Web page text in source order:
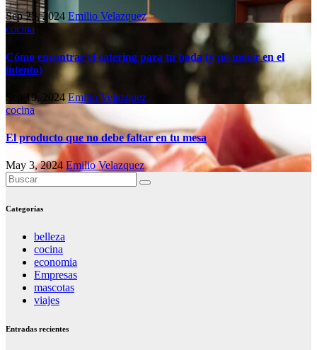
Sep 25, 2024 Emilio Velazquez
cocina
Cómo encontrar el catering para tu boda (y no morir en el
intento)
Sep 19, 2024Emilio Velazquez
cocina
El producto que no debe faltar en tu mesa
May 3, 2024 Emilio Velazquez
Categorías
belleza
cocina
economia
Empresas
mascotas
viajes
Entradas recientes